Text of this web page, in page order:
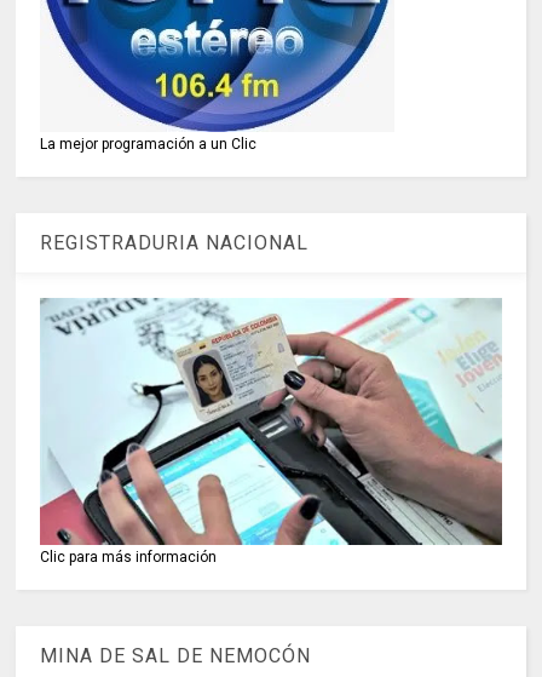
La mejor programación a un Clic
REGISTRADURIA NACIONAL
Clic para más información
MINA DE SAL DE NEMOCÓN